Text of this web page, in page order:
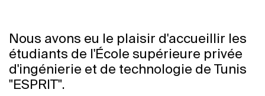
Nous avons eu le plaisir d'accueillir les
étudiants de l'École supérieure privée
d'ingénierie et de technologie de Tunis
"ESPRIT".